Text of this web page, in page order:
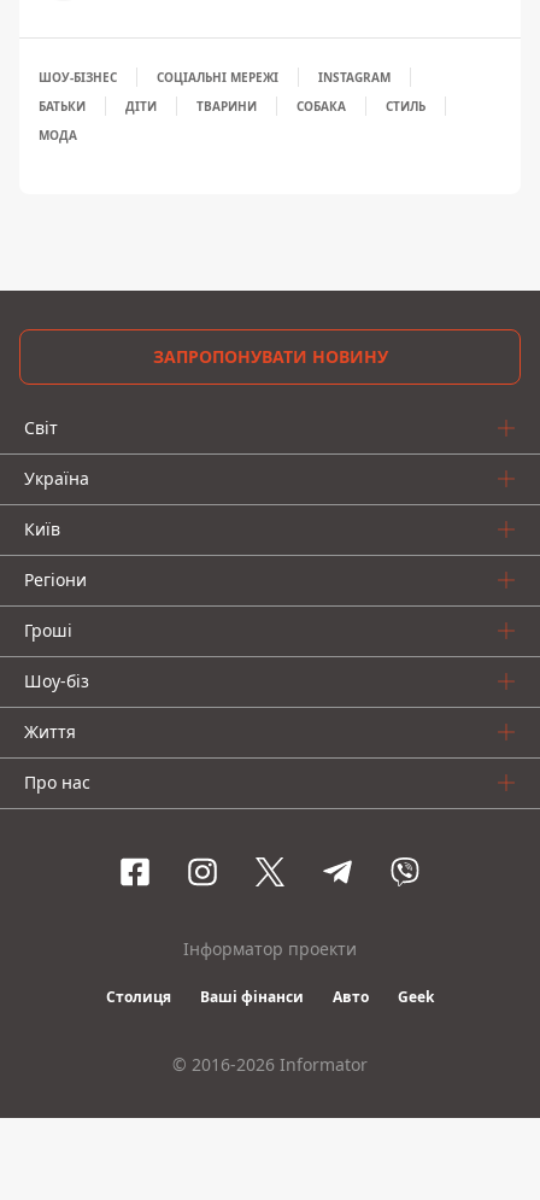
ШОУ-БІЗНЕС СОЦІАЛЬНІ МЕРЕЖІ
INSTAGRAM
БАТЬКИ
ДІТИ ТВАРИНИ СОБАКА
СТИЛЬ
МОДА
ЗАПРОПОНУВАТИ НОВИНУ
Світ
Україна
Київ
Регіони
Гроші
Шоу-біз
Життя
Про нас
Інформатор проекти
Столиця Ваші фінанси Авто Geek
© 2016-2026 Informator